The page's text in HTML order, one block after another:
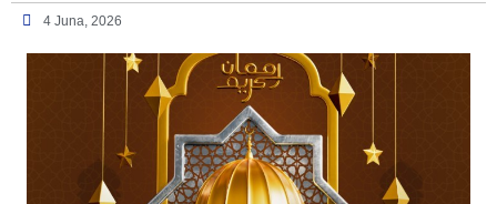
4 Juna, 2026